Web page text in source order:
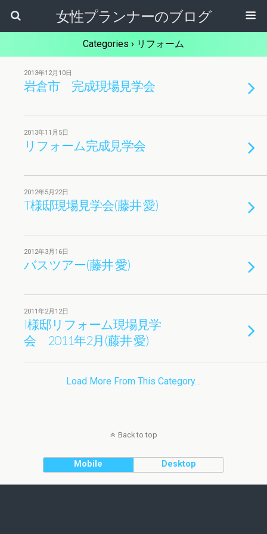
女性プランナーのブログ
Categories › リフォーム
2013年12月10日
岩倉市 完成現場見学会
2013年11月5日
リフォーム完成見学会
2012年5月22日
T様邸現場見学会(藤井 愛)
2012年3月16日
バスツアー(藤井 愛)
2011年2月12日
I様邸リフォーム現場見学
会 2011年2月(藤井 愛)
Load More From This Category…
Back to top
Mobile Desktop